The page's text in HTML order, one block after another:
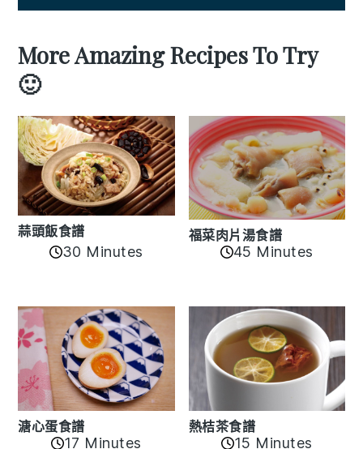
More Amazing Recipes To Try
🙂
蒜頭飯食譜
30 Minutes
福菜肉片湯食譜
45 Minutes
溏心蛋食譜
17 Minutes
熱桔茶食譜
15 Minutes